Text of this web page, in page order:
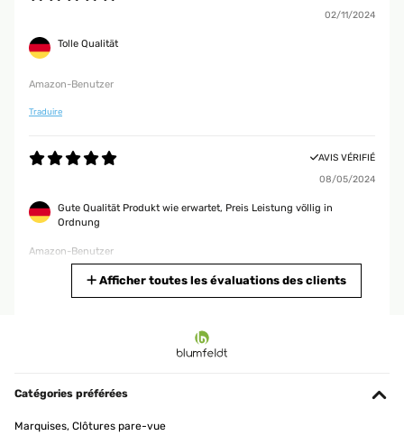
02/11/2024
Tolle Qualität
Amazon-Benutzer
Traduire
AVIS VÉRIFIÉ
08/05/2024
Gute Qualität Produkt wie erwartet, Preis Leistung völlig in
Ordnung
Amazon-Benutzer
Afficher toutes les évaluations des clients
Catégories préférées
Marquises, Clôtures pare-vue